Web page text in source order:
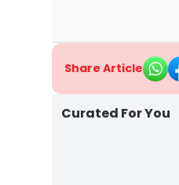
Share Article
Curated For You